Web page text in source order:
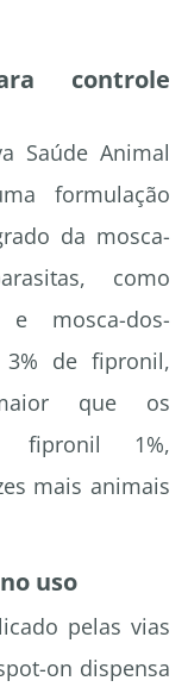
controle
Saúde Animal
formulação
da mosca-
como
mosca-dos-
de fipronil,
que os
fipronil 1%,
mais animais
uso
pelas vias
on dispensa